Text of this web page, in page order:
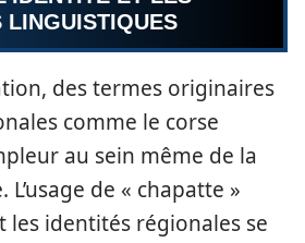
LINGUISTIQUES
des termes originaires
comme le corse
au sein même de la
de « chapatte »
les identités régionales se